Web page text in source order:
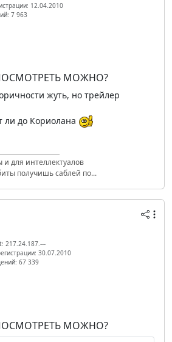
12.04.2010
7 963
МОЖНО?
жуть, но трейлер
ли до Кориолана
и для интеллектуалов
получишь саблей по...
217.24.187.---
30.07.2010
67 339
МОЖНО?